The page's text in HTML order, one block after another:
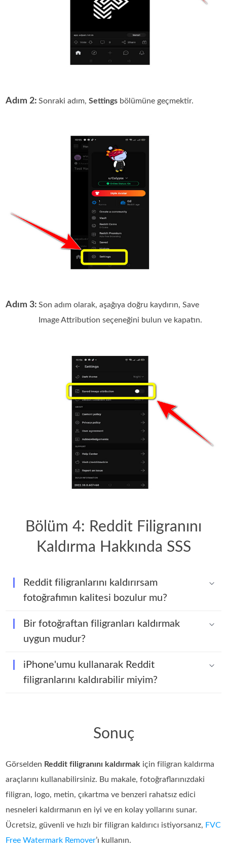
Adım 2: Sonraki adım,Settings bölümüne geçmektir.
Adım 3: Son adım olarak, aşağıya doğru kaydırın, Save
Image Attribution seçeneğini bulun ve kapatın.
Bölüm 4: Reddit Filigranını
Kaldırma Hakkında SSS
Reddit filigranlarını kaldırırsam
fotoğrafımın kalitesi bozulur mu?
Bir fotoğraftan filigranları kaldırmak
uygun mudur?
iPhone'umu kullanarak Reddit
filigranlarını kaldırabilir miyim?
Sonuç
Görselden Reddit filigranını kaldırmak için filigran kaldırma
araçlarını kullanabilirsiniz. Bu makale, fotoğraflarınızdaki
filigran, logo, metin, çıkartma ve benzeri rahatsız edici
nesneleri kaldırmanın en iyi ve en kolay yollarını sunar.
Ücretsiz, güvenli ve hızlı bir filigran kaldırıcı istiyorsanız, FVC
Free Watermark Remover’ı kullanın.